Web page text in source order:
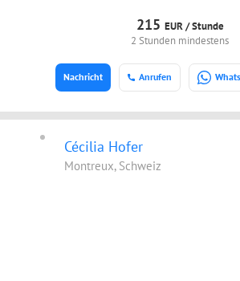
215 EUR /Stunde
2 Stunden mindestens
Anrufen
Nachricht
Cécilia Hofer
Montreux, Schweiz